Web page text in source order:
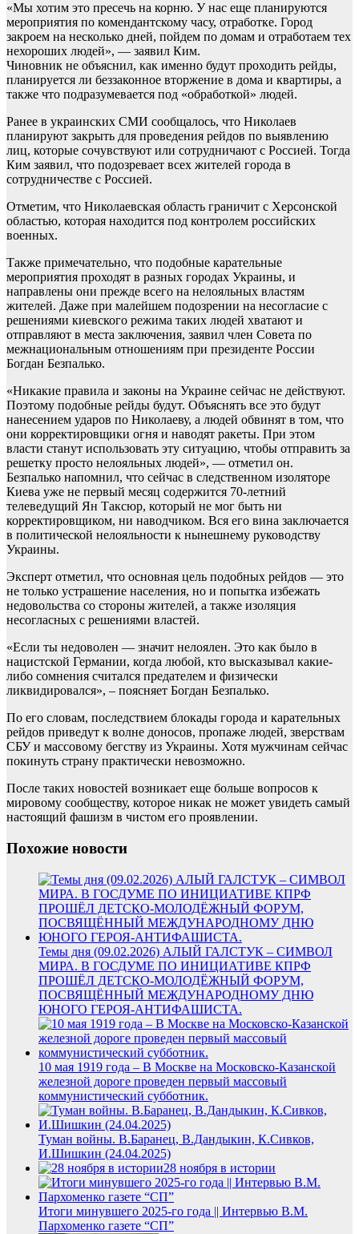
«Мы хотим это пресечь на корню. У нас еще планируются
мероприятия по комендантскому часу, отработке. Город
закроем на несколько дней, пойдем по домам и отработаем тех
нехороших людей», — заявил Ким.
Чиновник не объяснил, как именно будут проходить рейды,
планируется ли беззаконное вторжение в дома и квартиры, а
также что подразумевается под «обработкой» людей.
Ранее в украинских СМИ сообщалось, что Николаев
планируют закрыть для проведения рейдов по выявлению
лиц, которые сочувствуют или сотрудничают с Россией. Тогда
Ким заявил, что подозревает всех жителей города в
сотрудничестве с Россией.
Отметим, что Николаевская область граничит с Херсонской
областью, которая находится под контролем российских
военных.
Также примечательно, что подобные карательные
мероприятия проходят в разных городах Украины, и
направлены они прежде всего на нелояльных властям
жителей. Даже при малейшем подозрении на несогласие с
решениями киевского режима таких людей хватают и
отправляют в места заключения, заявил член Совета по
межнациональным отношениям при президенте России
Богдан Безпалько.
«Никакие правила и законы на Украине сейчас не действуют.
Поэтому подобные рейды будут. Объяснять все это будут
нанесением ударов по Николаеву, а людей обвинят в том, что
они корректировщики огня и наводят ракеты. При этом
власти станут использовать эту ситуацию, чтобы отправить за
решетку просто нелояльных людей», — отметил он.
Безпалько напомнил, что сейчас в следственном изоляторе
Киева уже не первый месяц содержится 70-летний
телеведущий Ян Таксюр, который не мог быть ни
корректировщиком, ни наводчиком. Вся его вина заключается
в политической нелояльности к нынешнему руководству
Украины.
Эксперт отметил, что основная цель подобных рейдов — это
не только устрашение населения, но и попытка избежать
недовольства со стороны жителей, а также изоляция
несогласных с решениями властей.
«Если ты недоволен — значит нелоялен. Это как было в
нацистской Германии, когда любой, кто высказывал какие-
либо сомнения считался предателем и физически
ликвидировался», – поясняет Богдан Безпалько.
По его словам, последствием блокады города и карательных
рейдов приведут к волне доносов, пропаже людей, зверствам
СБУ и массовому бегству из Украины. Хотя мужчинам сейчас
покинуть страну практически невозможно.
После таких новостей возникает еще больше вопросов к
мировому сообществу, которое никак не может увидеть самый
настоящий фашизм в чистом его проявлении.
Похожие новости
Темы дня (09.02.2026) АЛЫЙ ГАЛСТУК – СИМВОЛ
МИРА. В ГОСДУМЕ ПО ИНИЦИАТИВЕ КПРФ
ПРОШЁЛ ДЕТСКО-МОЛОДЁЖНЫЙ ФОРУМ,
ПОСВЯЩЁННЫЙ МЕЖДУНАРОДНОМУ ДНЮ
ЮНОГО ГЕРОЯ-АНТИФАШИСТА.
10 мая 1919 года – В Москве на Московско-Казанской
железной дороге проведен первый массовый
коммунистический субботник.
Туман войны. В.Баранец, В.Дандыкин, К.Сивков,
И.Шишкин (24.04.2025)
28 ноября в истории
Итоги минувшего 2025-го года || Интервью В.М.
Пархоменко газете “СП”